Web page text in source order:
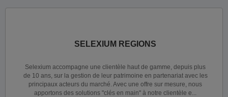
SELEXIUM REGIONS
Selexium accompagne une clientèle haut de gamme, depuis plus
de 10 ans, sur la gestion de leur patrimoine en partenariat avec les
principaux acteurs du marché. Avec une offre sur mesure, nous
apportons des solutions "clés en main" à notre clientèle e...